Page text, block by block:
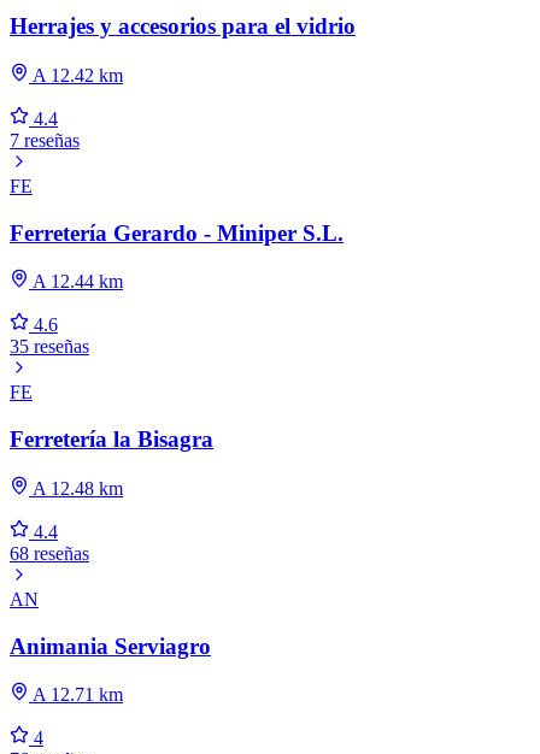
Herrajes y accesorios para el vidrio
A 12.42 km
4.4
7 reseñas
FE
Ferretería Gerardo - Miniper S.L.
A 12.44 km
4.6
35 reseñas
FE
Ferretería la Bisagra
A 12.48 km
4.4
68 reseñas
AN
Animania Serviagro
A 12.71 km
4